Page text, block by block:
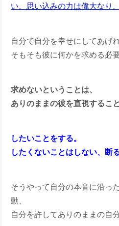
い。思い込みの力は偉大なり。
自分で自分を幸せにしてあげれ
そもそも彼に何かを求める必
求めないということは、
ありのままの彼を直視するこ
したいことをする。
したくないことはしない、断る
そうやって自分の本音に沿っ
動、
自分を許してありのままの自